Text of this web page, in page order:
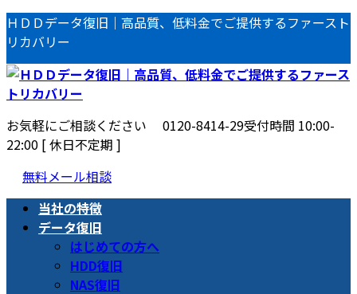
コ
ン
テ
ン
ツ
へ
ス
キ
プ
ナ
ビ
ゲ
ー
シ
ョ
ン
に
動
ＨＤＤデータ復旧｜高品質、低料金でご提供するファースト
リカバリー
お気軽にご相談ください 0120-8414-29受付時間 10:00-
22:00 [ 休日不定期 ]
無料メール相談
当社の特徴
データ復旧
はじめての方へ
HDD復旧
NAS復旧